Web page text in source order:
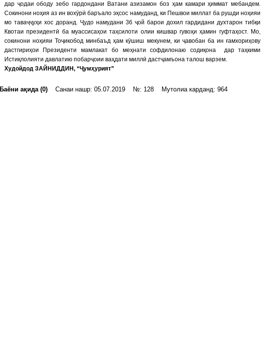
дар ҷодаи ободу зебо гардондани Ватани азизамон боз ҳам камари ҳиммат мебандем.
Сокинони ноҳия аз ин вохӯрӣ баръало эҳсос намуданд, ки Пешвои миллат ба рушди ноҳияи
мо таваҷҷуҳи хос доранд. Ҷудо намудани 36 ҷой барои дохил гардидани духтарон тибқи
Квотаи президентӣ ба муассисаҳои таҳсилоти олии кишвар гувоҳи ҳамин гуфтаҳост. Мо,
сокинони ноҳияи Тоҷикобод минбаъд ҳам кӯшиш мекунем, ки ҷавобан ба ин ғамхориҳову
дастгириҳои Президенти мамлакат бо меҳнати софдилонаю содиқона дар таҳкими
Истиқлолияти давлатию побарҷоии ваҳдати миллӣ дастҷамъона талош варзем.
Худойдод ЗАЙНИДДИН, “Ҷумҳурият”
Баёни ақида (0) Санаи нашр: 05.07.2019 №: 128 Мутолиа карданд: 964